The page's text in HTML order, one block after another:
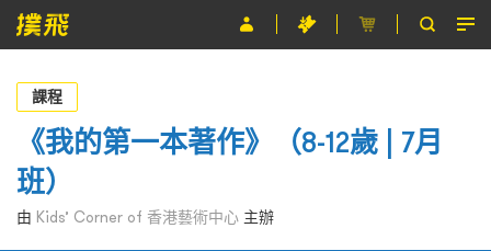
節目
主辦單位
關於撲飛
條款及細則
課程
《我的第一本著作》（8-12歲 | 7月
班）
由 Kids’ Corner of 香港藝術中心 主辦